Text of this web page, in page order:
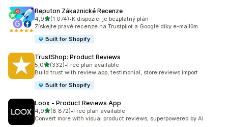
Reputon Zákaznické Recenze
4,9z 5 hvězd
(1 074)
Celkový počet recenzí: 1074
•K dispozici je bezplatný plán
Získejte pravé recenze na Trustpilot a Google díky e-mailům
Built for Shopify
TrustShop: Product Reviews
5,0z 5 hvězd
(332)
Celkový počet recenzí: 332
•Free plan available
Build trust with review app, testimonial, store reviews import
Built for Shopify
Loox ‑ Product Reviews App
4,9z 5 hvězd
(8 872)
Celkový počet recenzí: 8872
•Free plan available
Convert more with visual product reviews, superpowered by AI